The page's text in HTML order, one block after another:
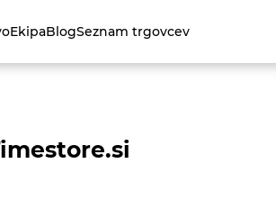
EkipaBlogSeznam trgovcev